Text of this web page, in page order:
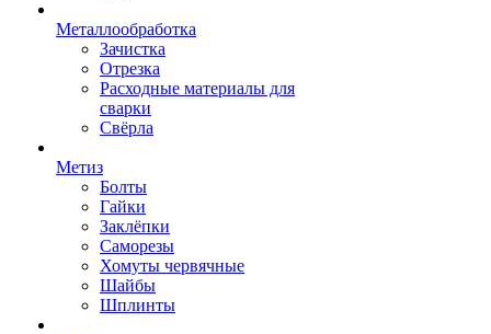
Металлообработка
Зачистка
Отрезка
Расходные материалы для
сварки
Свёрла
Метиз
Болты
Гайки
Заклёпки
Саморезы
Хомуты червячные
Шайбы
Шплинты